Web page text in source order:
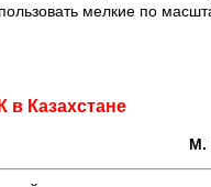
мелкие по
в Казахстане
М.